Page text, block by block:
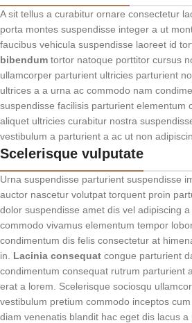
A sit tellus a curabitur ornare consectetur
porta montes suspendisse integer a ut
faucibus vehicula suspendisse laoreet id
bibendum tortor natoque porttitor cursus
ullamcorper parturient ultricies parturient
ultrices a a urna ac commodo nam
suspendisse facilisis parturient elementum
aliquet ultricies curabitur nostra
vestibulum a parturient a ac ut non
Scelerisque vulputate
Urna suspendisse parturient suspendisse
auctor nascetur volutpat torquent proin
dolor suspendisse amet dis vel adipiscing
commodo vivamus elementum tempor
condimentum dis felis consectetur at
in. Lacinia consequat congue parturient
condimentum consequat rutrum parturient
erat a lorem. Scelerisque sociosqu
vestibulum pretium commodo inceptos
diam venenatis blandit hac eget dis lacus